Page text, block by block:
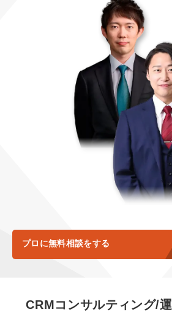
定額制営業代行『カリトルくん』
定額制採用代行・RPO『トルトルく
営業改善特化の動画制作『動画でカ
定額LINE運用代行『LINEマキトル
格安でAI導入支援『あいのりAI』
拡散付1日密着動画制作『まるごと社
1本無料で記事を制作『SEOトライア
定額制LP制作・改善『最強LP』
採用YouTubeチャンネル構築『トリ
YouTubeディレクター
会社概要・役員紹介
ミッション・ビジョン・バリュー
代表メッセージ（岩野圭佑）
認定パートナー
プロに無料相談をする
CRMコンサルティング/